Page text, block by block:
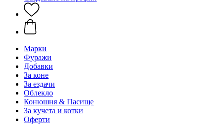
Марки
Фуражи
Добавки
За коне
За ездачи
Облекло
Конюшня & Пасище
За кучета и котки
Оферти